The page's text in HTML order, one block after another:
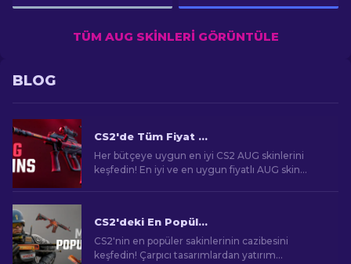
TÜM AUG SKINLERI GÖRÜNTÜLE
BLOG
CS2'de Tüm Fiyat Aralıklarında En İyi AUG Skinleri [2026]
Her bütçeye uygun en iyi CS2 AUG skinlerini
keşfedin! En iyi ve en uygun fiyatlı AUG skin
CS2'deki En Popüler Skinler
CS2'nin en popüler sakinlerinin cazibesini
keşfedin! Çarpıcı tasarımlardan yatırım